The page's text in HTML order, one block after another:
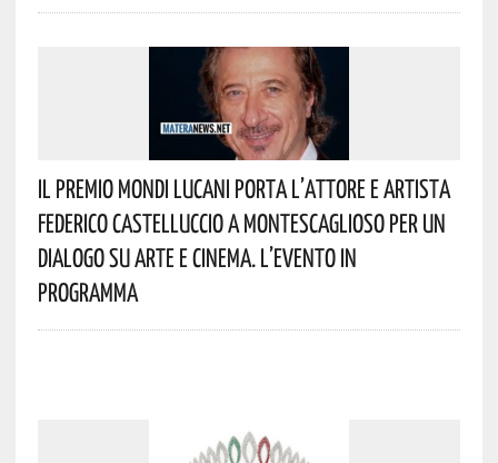
Il Premio Mondi Lucani Porta L’attore E Artista
Federico Castelluccio A Montescaglioso Per Un
Dialogo Su Arte E Cinema. L’evento In
Programma